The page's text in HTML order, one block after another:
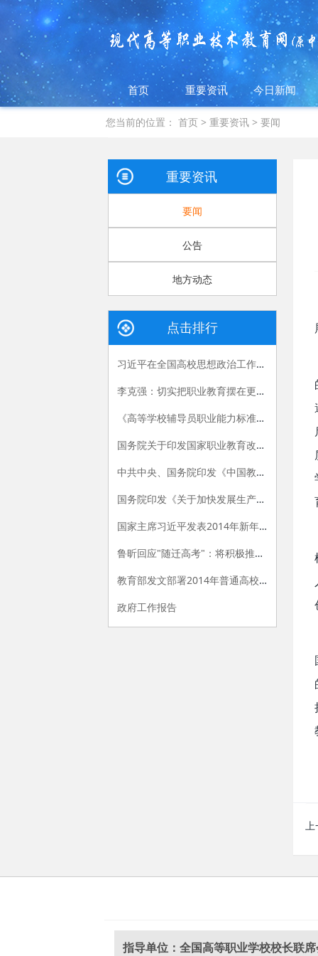
首页 重要资讯 今日新闻
您当前的位置：首页 >重要资讯 >要闻
上
重要资讯
要闻
公告
地方动态
点击排行
习近平在全国高校思想政治工作会议上的讲话
李克强：切实把职业教育摆在更加突出的位置
《高等学校辅导员职业能力标准（暂行）》发布
国务院关于印发国家职业教育改革实施方案的通知
中共中央、国务院印发《中国教育现代化2035》
国务院印发《关于加快发展生产性服务业促进产业结构调整升级的指导意见》
国家主席习近平发表2014年新年贺词
鲁昕回应"随迁高考"：将积极推进相关政策落实
教育部发文部署2014年普通高校招生工作
政府工作报告
指导单位：全国高等职业学校校长联